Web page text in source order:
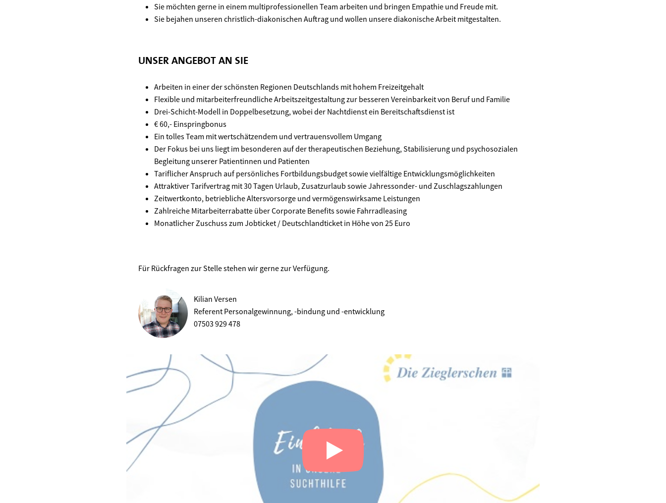
Sie möchten gerne in einem multiprofessionellen Team arbeiten und bringen Empathie und Freude mit.
Sie bejahen unseren christlich-diakonischen Auftrag und wollen unsere diakonische Arbeit mitgestalten.
UNSER ANGEBOT AN SIE
Arbeiten in einer der schönsten Regionen Deutschlands mit hohem Freizeitgehalt
Flexible und mitarbeiterfreundliche Arbeitszeitgestaltung zur besseren Vereinbarkeit von Beruf und Familie
Drei-Schicht-Modell in Doppelbesetzung, wobei der Nachtdienst ein Bereitschaftsdienst ist
€ 60,- Einspringbonus
Ein tolles Team mit wertschätzendem und vertrauensvollem Umgang
Der Fokus bei uns liegt im besonderen auf der therapeutischen Beziehung, Stabilisierung und psychosozialen
Begleitung unserer Patientinnen und Patienten
Tariflicher Anspruch auf persönliches Fortbildungsbudget sowie vielfältige Entwicklungsmöglichkeiten
Attraktiver Tarifvertrag mit 30 Tagen Urlaub, Zusatzurlaub sowie Jahressonder- und Zuschlagszahlungen
Zeitwertkonto, betriebliche Altersvorsorge und vermögenswirksame Leistungen
Zahlreiche Mitarbeiterrabatte über Corporate Benefits sowie Fahrradleasing
Monatlicher Zuschuss zum Jobticket / Deutschlandticket in Höhe von 25 Euro
Für Rückfragen zur Stelle stehen wir gerne zur Verfügung.
Kilian Versen
Referent Personalgewinnung, -bindung und -entwicklung
07503 929 478